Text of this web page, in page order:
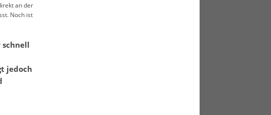
an der
Noch ist
schnell
jedoch